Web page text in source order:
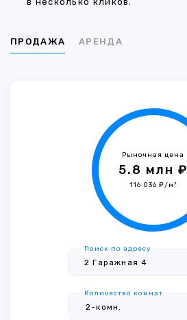
ПРОДАЖА АРЕНДА
Рыночная цена
5.8 млн ₽
116 036 ₽/м²
Поиск по адресу
Количество комнат